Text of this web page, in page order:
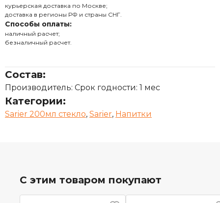
курьерская доставка по Москве;
доставка в регионы РФ и страны СНГ.
Способы оплаты:
наличный расчет;
безналичный расчет.
Состав:
Производитель: Срок годности: 1 мес
Категории:
Sarier 200мл стекло, Sarier, Напитки
С этим товаром покупают